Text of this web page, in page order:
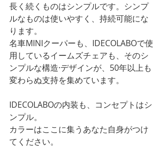
長く続くものはシンプルです。シンプ
ルなものは使いやすく、持続可能にな
ります。
名車MINIクーパーも、IDECOLABOで使
用しているイームズチェアも、そのシ
ンプルな構造·デザインが、50年以上も
変わらぬ支持を集めています。
IDECOLABOの内装も、コンセプトはシ
ンプル。
カラーはここに集うあなた自身がつけ
てください。